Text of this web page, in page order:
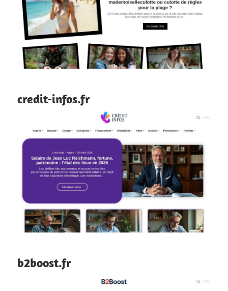
credit-infos.fr
b2boost.fr